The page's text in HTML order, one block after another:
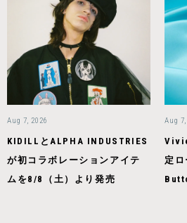
Aug 7, 2026
KIDILLとALPHA INDUSTRIES
が初コラボレーションアイテ
ムを8/8（土）より発売
Aug
定